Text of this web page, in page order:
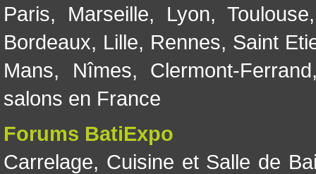
Paris, Marseille, Lyon, Toulouse
Bordeaux, Lille, Rennes, Saint
Mans, Nîmes, Clermont-Ferrand
salons en France
Forums BatiExpo
Carrelage, Cuisine et Salle de